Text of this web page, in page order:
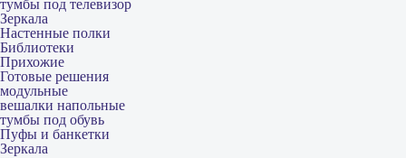
тумбы под телевизор
Зеркала
Настенные полки
Библиотеки
Прихожие
Готовые решения
модульные
вешалки напольные
тумбы под обувь
Пуфы и банкетки
Зеркала